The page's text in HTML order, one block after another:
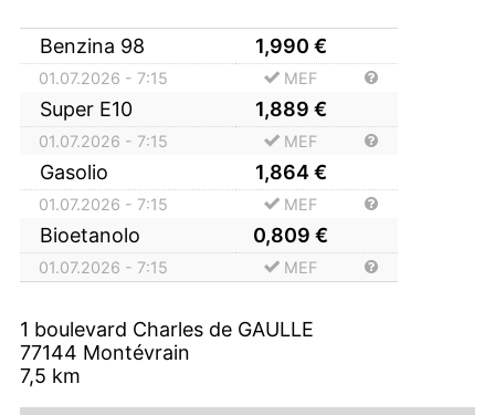
Benzina 98 1,990 €
01.07.2026 - 7:15 MEF
Super E10 1,889 €
01.07.2026 - 7:15 MEF
Gasolio 1,864€
01.07.2026 - 7:15 MEF
Bioetanolo 0,809 €
01.07.2026 - 7:15 MEF
1 boulevard Charles de GAULLE
77144 Montévrain
7,5 km